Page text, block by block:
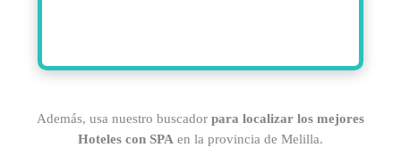
Además, usa nuestro buscador para localizar los mejores
Hoteles con SPA en la provincia de Melilla.